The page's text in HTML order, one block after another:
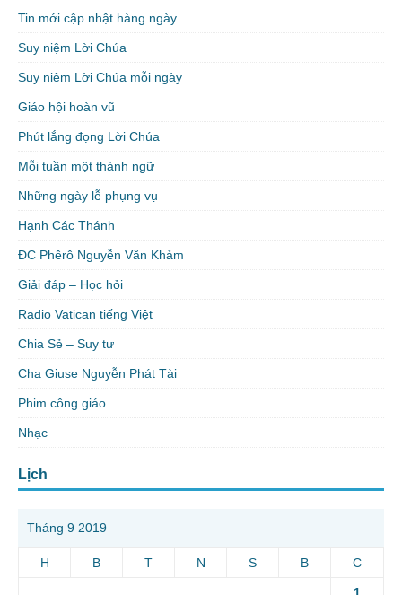
Tin mới cập nhật hàng ngày
Suy niệm Lời Chúa
Suy niệm Lời Chúa mỗi ngày
Giáo hội hoàn vũ
Phút lắng đọng Lời Chúa
Mỗi tuần một thành ngữ
Những ngày lễ phụng vụ
Hạnh Các Thánh
ĐC Phêrô Nguyễn Văn Khảm
Giải đáp – Học hỏi
Radio Vatican tiếng Việt
Chia Sẻ – Suy tư
Cha Giuse Nguyễn Phát Tài
Phim công giáo
Nhạc
Lịch
Tháng 9 2019
H B T N S B C